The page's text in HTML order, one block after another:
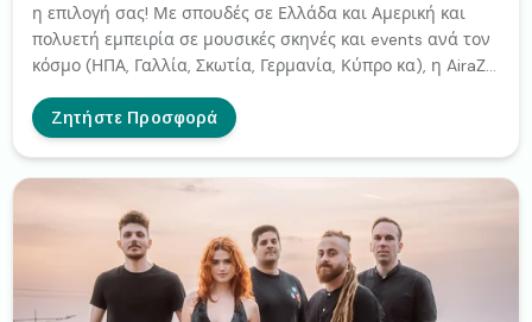
η επιλογή σας! Με σπουδές σε Ελλάδα και Αμερική και
πολυετή εμπειρία σε μουσικές σκηνές και events ανά τον
κόσμο (ΗΠΑ, Γαλλία, Σκωτία, Γερμανία, Κύπρο κα), η AiraΖ
απαράμιλλο ήχο, την εκπληκτική δεξιοτεχνία, την
αισθητική, την ποιότητα και τον επαγγελματισμό της,
εκδήλωση! Με κλασικό ή/ και ηλεκτρικό βιολί, συνοδεία
τεχνολογίας και ευρύ ρεπερτόριο που περιλαμβάνει
κλασική, κινηματογραφική, jazz, lounge, αλλά και ποπ, ροκ
και electro μουσική, είναι η κατάλληλη επιλογή για κάθε
ζευγάρι που θέλει να δώσει ένα ιδιαίτερο χρώμα στην
Ζητήστε Προσφορά